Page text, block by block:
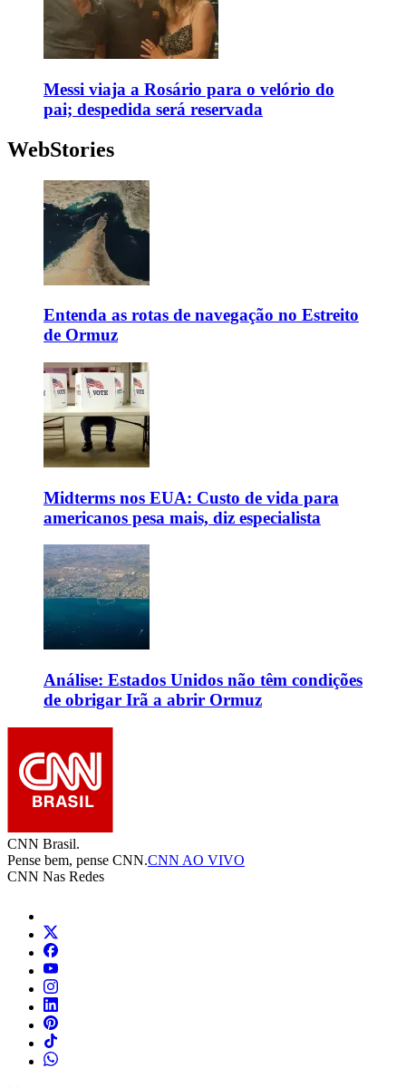
Messi viaja a Rosário para o velório do
pai; despedida será reservada
WebStories
Entenda as rotas de navegação no Estreito
de Ormuz
Midterms nos EUA: Custo de vida para
americanos pesa mais, diz especialista
Análise: Estados Unidos não têm condições
de obrigar Irã a abrir Ormuz
CNN Brasil.
Pense bem, pense CNN.CNN AO VIVO
CNN Nas Redes